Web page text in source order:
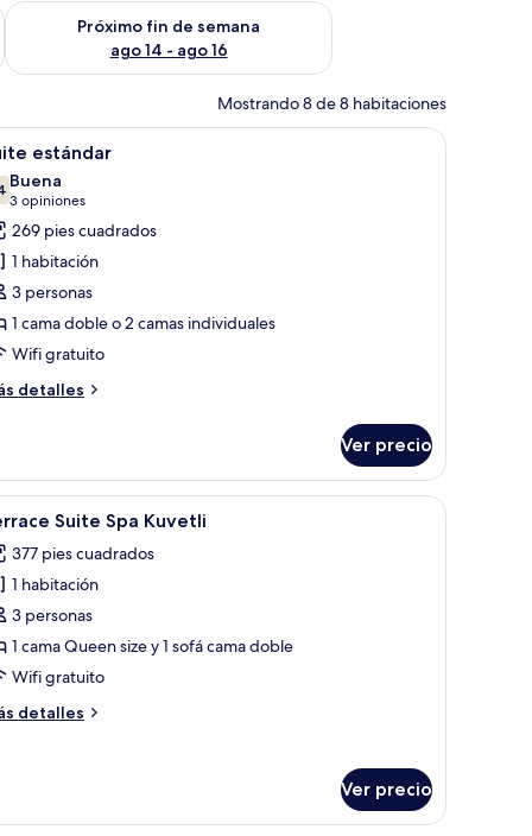
semana ago 7 - ago 9
Próximo fin de semana
ago 14 - ago 16
Consulta la disponibilidad para el próximo fin de semana ago
Mostrando 8 de 8 habitaciones
de centro y vistas a edificios. Habitación de hotel con una cama grande,
6 estándar
de 10
Buena
3 opiniones
(3
opiniones)
269 pies cuadrados
1 habitación
3 personas
1 cama doble o 2 camas individuales
Wifi gratuito
detalles
Ver precio
cama grande, un escritorio y un televisor.Una habitación de hotel moderna con una
10 Suite Spa Kuvetli
377 pies cuadrados
1 habitación
3 personas
1 cama Queen size y 1 sofá cama doble
Wifi gratuito
detalles
Ver precio